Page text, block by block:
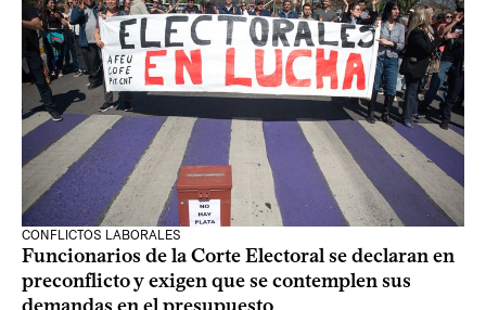
CONFLICTOS LABORALES
Funcionarios de la Corte Electoral se declaran en
preconflicto y exigen que se contemplen sus